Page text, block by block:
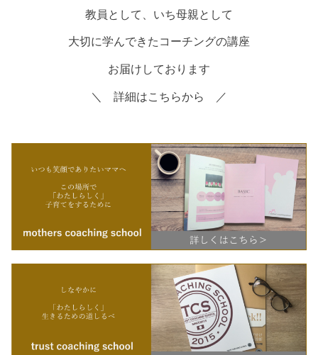
教員として、いち母親として
大切に学んできたコーチングの講座
お届けしております
＼ 詳細はこちらから ／